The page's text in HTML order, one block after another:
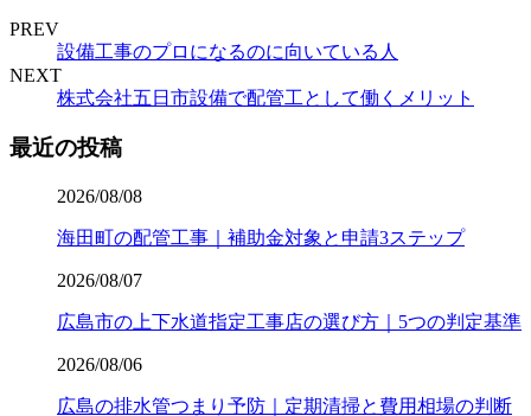
PREV
設備工事のプロになるのに向いている人
NEXT
株式会社五日市設備で配管工として働くメリット
最近の投稿
2026/08/08
海田町の配管工事｜補助金対象と申請3ステップ
2026/08/07
広島市の上下水道指定工事店の選び方｜5つの判定基準
2026/08/06
広島の排水管つまり予防｜定期清掃と費用相場の判断